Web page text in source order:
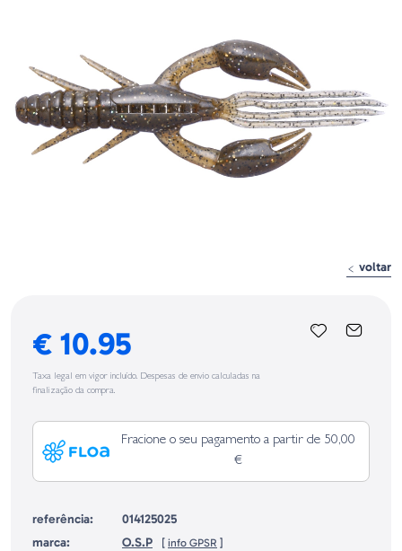
voltar
€ 10.95
Taxa legal em vigor incluído. Despesas de envio calculadas na
finalização da compra.
Fracione o seu pagamento a partir de 50,00
€
referência:
014125025
marca:
O.S.P [ info GPSR ]